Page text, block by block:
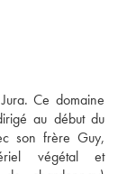
Ce domaine
au début du
son frère Guy,
végétal et